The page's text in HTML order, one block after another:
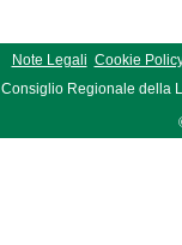
Note Legali Cookie
Consiglio Regionale della